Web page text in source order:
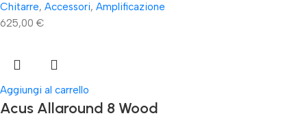
Chitarre, Accessori, Amplificazione
625,00 €
Aggiungi al carrello
Acus Allaround 8 Wood